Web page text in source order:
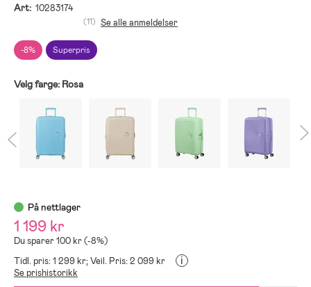
Art: 10283174
-8% Superpris
(11) Se alle anmeldelser
Velg farge: Rosa
På nettlager
1 199 kr
Du sparer 100 kr (-8%)
Tidl. pris: 1 299 kr;Veil. Pris: 2 099 kr i
Se prishistorikk